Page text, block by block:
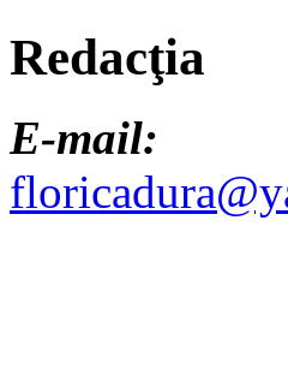
Redacţia
E-mail: